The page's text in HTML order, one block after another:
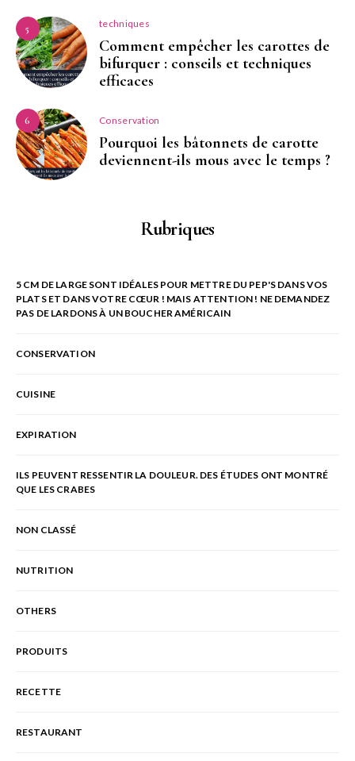
5 techniques
Comment empêcher les carottes de
bifurquer : conseils et techniques
efficaces
6 Conservation
Pourquoi les bâtonnets de carotte
deviennent-ils mous avec le temps ?
Rubriques
5 CM DE LARGE SONT IDÉALES POUR METTRE DU PEP'S DANS VOS
PLATS ET DANS VOTRE CŒUR ! MAIS ATTENTION ! NE DEMANDEZ
PAS DE LARDONS À UN BOUCHER AMÉRICAIN
CONSERVATION
CUISINE
EXPIRATION
ILS PEUVENT RESSENTIR LA DOULEUR. DES ÉTUDES ONT MONTRÉ
QUE LES CRABES
NON CLASSÉ
NUTRITION
OTHERS
PRODUITS
RECETTE
RESTAURANT